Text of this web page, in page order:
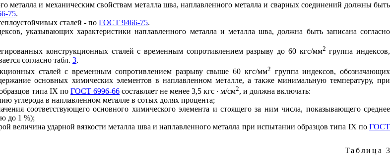
металла и механическим свойствам металла шва, наплавленного металла и сварных соединений должны быть
75.
сталей - по ГОСТ 9466-75.
указывающих характеристики наплавленного металла и металла шва, должна быть записана согласно
конструкционных сталей с временным сопротивлением разрыву до 60 кгс/мм2 группа индексов,
согласно табл. 3.
сталей с временным сопротивлением разрыву свыше 60 кгс/мм2 группа индексов, обозначающих
основных химических элементов в наплавленном металле, а также минимальную температуру, при
типа IX по ГОСТ 6996-66 составляет не менее 3,5 кгс ∙ м/см2, и должна включать:
углерода в наплавленном металле в сотых долях процента;
соответствующего основного химического элемента и стоящего за ним числа, показывающего среднее
до 1 %);
величина ударной вязкости металла шва и наплавленного металла при испытании образцов типа IX по ГОСТ
Таблица 3